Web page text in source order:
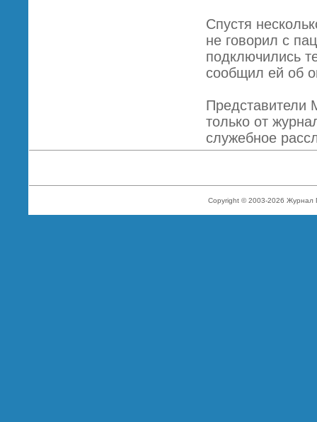
Спустя
не говорил с
подключились
сообщил ей об
Представители
только от
служебное
Copyright © 2003-2026 Журнал